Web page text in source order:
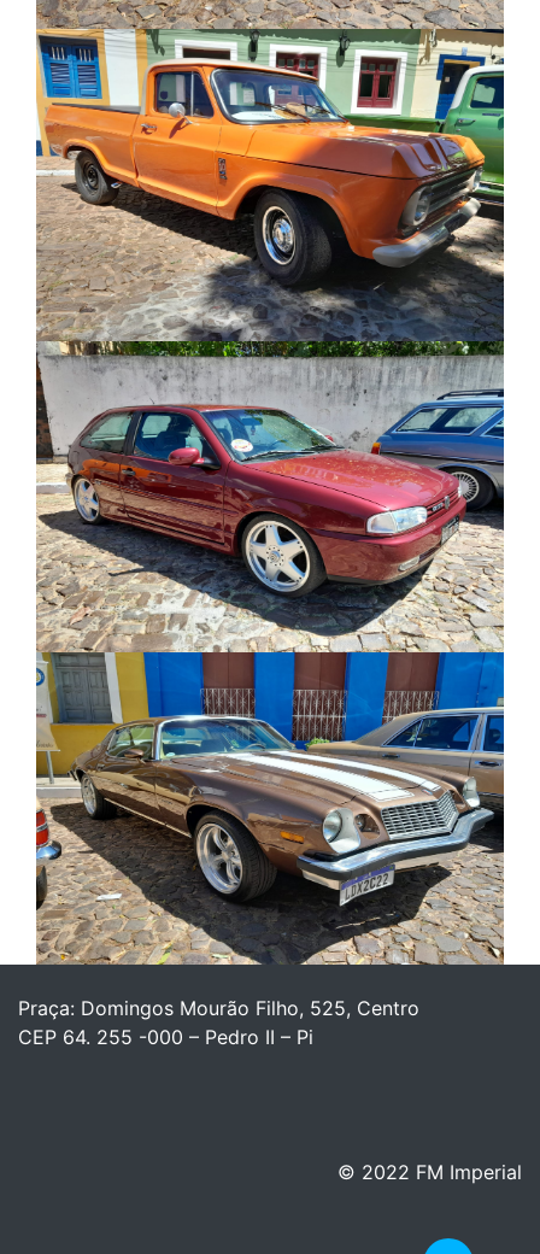
Praça: Domingos Mourão Filho, 525, Centro
CEP 64. 255 -000 – Pedro II – Pi
© 2022 FM Imperial